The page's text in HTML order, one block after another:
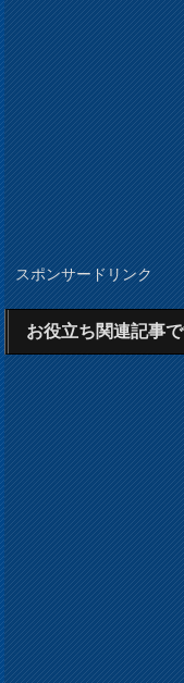
スポンサードリンク
お役立ち関連記事